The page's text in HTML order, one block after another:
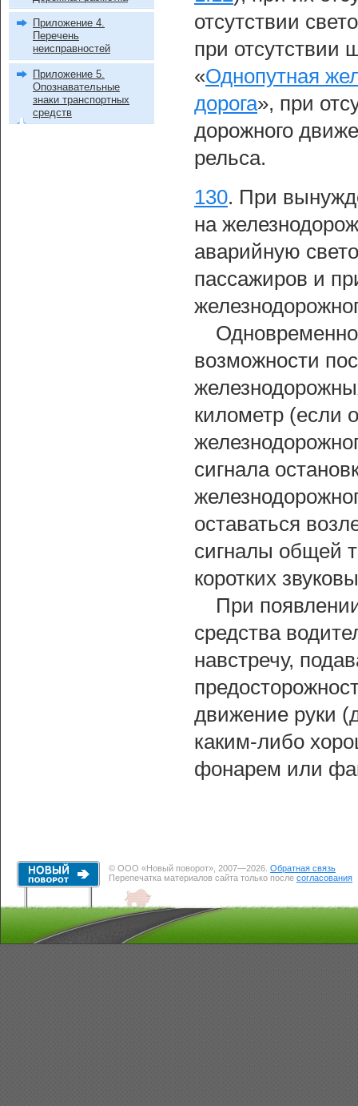
отсутствии
при отсутствии
«Однопутная
дорога», при
дорожного
рельса.
130. При
на
аварийную
пассажиров и
возможности
километр (если
сигнала
оставаться
сигналы общей
коротких
При
средства
навстречу,
движение руки
каким-либо
фонарем или
Приложение 4.
Перечень
неисправностей
Приложение 5.
Опознавательные
знаки транспортных
средств
© ООО «Новый поворот», 2007—2026. Обратная связь
Перепечатка материалов сайта только после согласования